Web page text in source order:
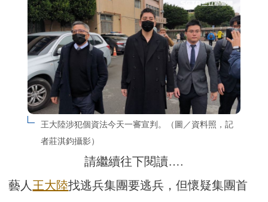
王大陸涉犯個資法今天一審宣判。（圖／資料照，記
者莊淇鈞攝影）
請繼續往下閱讀….
藝人王大陸找逃兵集團要逃兵，但懷疑集團首